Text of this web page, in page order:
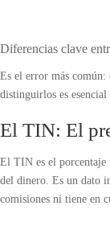
Diferencias clave
Es el error más
distinguirlos es esencial
El TIN: El
El TIN es el porcentaje
del dinero. Es un dato
comisiones ni tiene en